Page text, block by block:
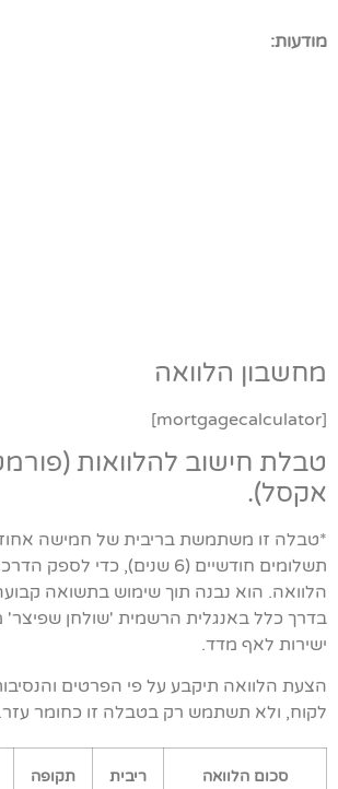
מודעות:
מחשבון הלוואה
[mortgagecalculator]
טבלת חישוב להלוואות
אקסל).
תשלומים חודשיים (6 שנים), כדי
הלוואה. הוא נבנה תוך שימוש בתשואה
בדרך כלל באנגלית הרשמית 'שולחן
ישירות לאף מדד.
הצעת הלוואה תיקבע על פי הפרטים
לקוח, ולא תשתמש רק בטבלה זו כחומר עזר.
סכום הלוואה ריבית תקופה